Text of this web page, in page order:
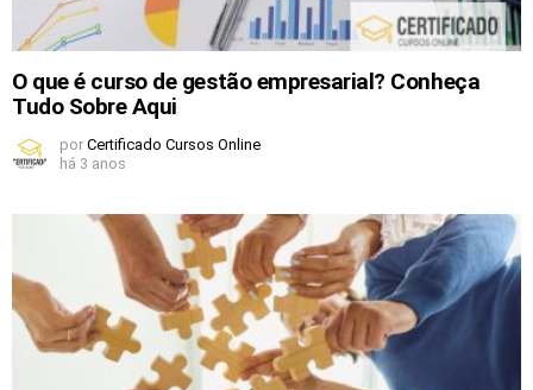
O que é curso de gestão empresarial? Conheça
Tudo Sobre Aqui
por Certificado Cursos Online
há 3 anos